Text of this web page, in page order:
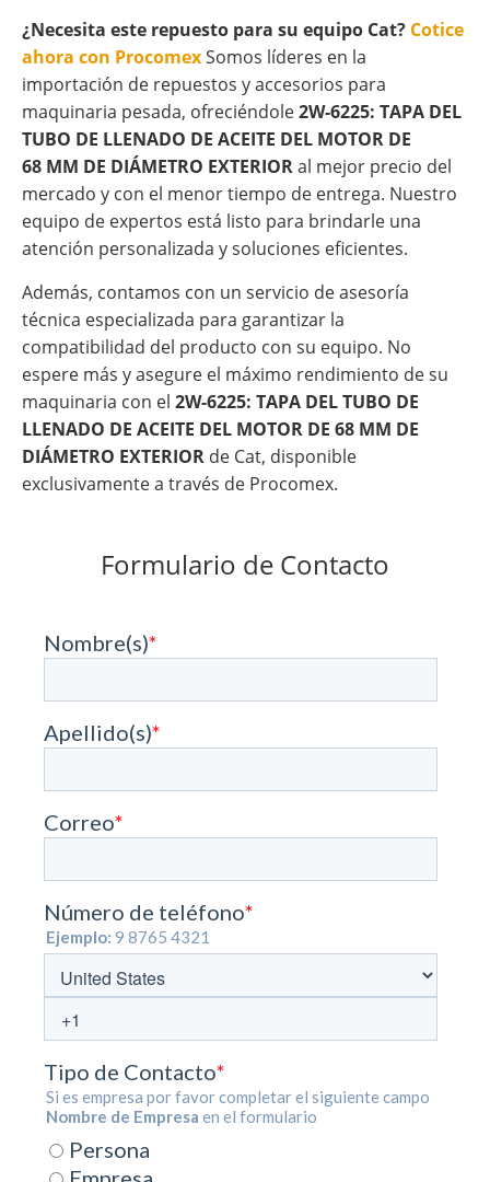
¿Necesita este repuesto para su equipo Cat? Cotice
ahora con ProcomexSomos líderes en la
importación de repuestos y accesorios para
maquinaria pesada, ofreciéndole2W-6225: TAPA DEL
TUBO DE LLENADO DE ACEITE DEL MOTOR DE
68 MM DE DIÁMETRO EXTERIORal mejor precio del
mercado y con el menor tiempo de entrega. Nuestro
equipo de expertos está listo para brindarle una
atención personalizada y soluciones eficientes.
Además, contamos con un servicio de asesoría
técnica especializada para garantizar la
compatibilidad del producto con su equipo. No
espere más y asegure el máximo rendimiento de su
maquinaria con el 2W-6225: TAPA DEL TUBO DE
LLENADO DE ACEITE DEL MOTOR DE 68 MM DE
DIÁMETRO EXTERIOR de Cat, disponible
exclusivamente a través de Procomex.
Formulario de Contacto